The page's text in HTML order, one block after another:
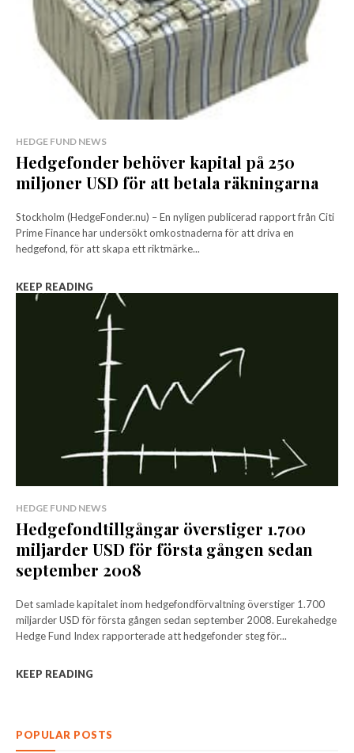
HEDGE FUND NEWS
Hedgefonder behöver kapital på 250
miljoner USD för att betala räkningarna
Stockholm (HedgeFonder.nu) – En nyligen publicerad rapport från Citi
Prime Finance har undersökt omkostnaderna för att driva en
hedgefond, för att skapa ett riktmärke...
KEEP READING
HEDGE FUND NEWS
Hedgefondtillgångar överstiger 1.700
miljarder USD för första gången sedan
september 2008
Det samlade kapitalet inom hedgefondförvaltning överstiger 1.700
miljarder USD för första gången sedan september 2008. Eurekahedge
Hedge Fund Index rapporterade att hedgefonder steg för...
KEEP READING
POPULAR POSTS